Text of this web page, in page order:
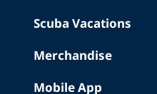
Scuba Vacations
Merchandise
Mobile App